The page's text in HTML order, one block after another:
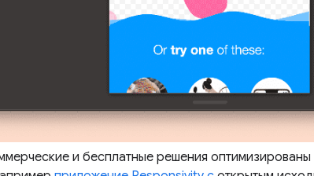
и бесплатные решения оптимизированы